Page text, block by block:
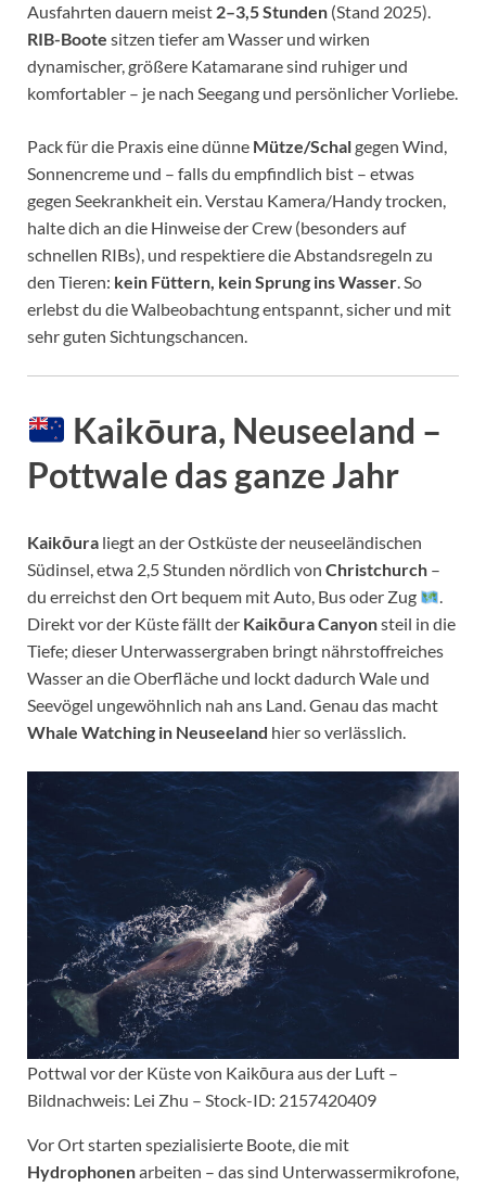
Ausfahrten dauern meist 2–3,5 Stunden (Stand 2025).
RIB-Boote sitzen tiefer am Wasser und wirken
dynamischer, größere Katamarane sind ruhiger und
komfortabler – je nach Seegang und persönlicher Vorliebe.
Pack für die Praxis eine dünne Mütze/Schalgegen Wind,
Sonnencreme und – falls du empfindlich bist – etwas
gegen Seekrankheit ein. Verstau Kamera/Handy trocken,
halte dich an die Hinweise der Crew (besonders auf
schnellen RIBs), und respektiere die Abstandsregeln zu
den Tieren: kein Füttern, kein Sprung ins Wasser. So
erlebst du die Walbeobachtung entspannt, sicher und mit
sehr guten Sichtungschancen.
Kaikōura, Neuseeland –
Pottwale das ganze Jahr
Kaikōura liegt an der Ostküste der neuseeländischen
Südinsel, etwa 2,5 Stunden nördlich von Christchurch –
du erreichst den Ort bequem mit Auto, Bus oder Zug
.
Direkt vor der Küste fällt der Kaikōura Canyonsteil in die
Tiefe; dieser Unterwassergraben bringt nährstoffreiches
Wasser an die Oberfläche und lockt dadurch Wale und
Seevögel ungewöhnlich nah ans Land. Genau das macht
Whale Watching in Neuseeland hier so verlässlich.
Pottwal vor der Küste von Kaikōura aus der Luft –
Bildnachweis: Lei Zhu – Stock-ID: 2157420409
Vor Ort starten spezialisierte Boote, die mit
Hydrophonenarbeiten – das sind Unterwassermikrofone,